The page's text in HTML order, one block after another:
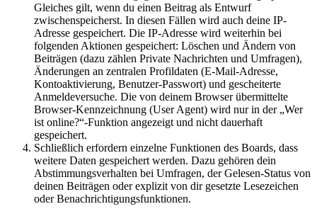
Gleiches gilt, wenn du einen Beitrag als Entwurf
zwischenspeicherst. In diesen Fällen wird auch deine IP-
Adresse gespeichert. Die IP-Adresse wird weiterhin bei
folgenden Aktionen gespeichert: Löschen und Ändern von
Beiträgen (dazu zählen Private Nachrichten und Umfragen),
Änderungen an zentralen Profildaten (E-Mail-Adresse,
Kontoaktivierung, Benutzer-Passwort) und gescheiterte
Anmeldeversuche. Die von deinem Browser übermittelte
Browser-Kennzeichnung (User Agent) wird nur in der „Wer
ist online?“-Funktion angezeigt und nicht dauerhaft
gespeichert.
Schließlich erfordern einzelne Funktionen des Boards, dass
weitere Daten gespeichert werden. Dazu gehören dein
Abstimmungsverhalten bei Umfragen, der Gelesen-Status von
deinen Beiträgen oder explizit von dir gesetzte Lesezeichen
oder Benachrichtigungsfunktionen.